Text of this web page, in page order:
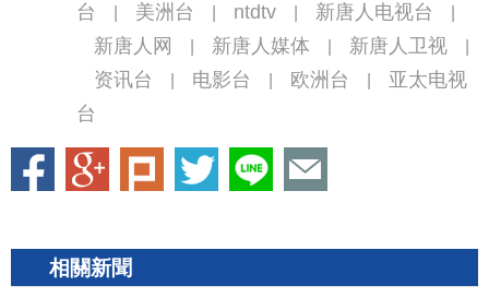
台
美洲台 ntdtv 新唐人电视台
新唐人网 新唐人媒体 新唐人卫视
资讯台 电影台 欧洲台
亚太电视
台
相關新聞